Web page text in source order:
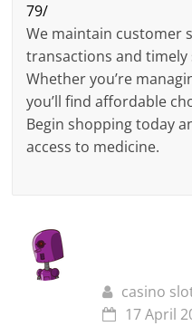
79/
We maintain customer
transactions and timely
Whether you’re
you’ll find affordable
Begin shopping today
access to medicine.
casino
17 April